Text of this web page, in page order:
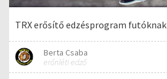
TRX erősítő edzésprogram futóknak
Berta Csaba
erőnléti edző